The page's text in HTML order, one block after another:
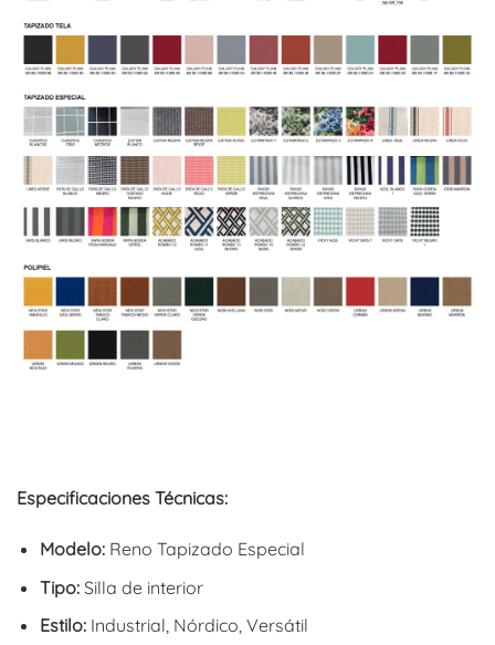
Especificaciones Técnicas:
Modelo:Reno Tapizado Especial
Tipo:Silla de interior
Estilo:Industrial, Nórdico, Versátil